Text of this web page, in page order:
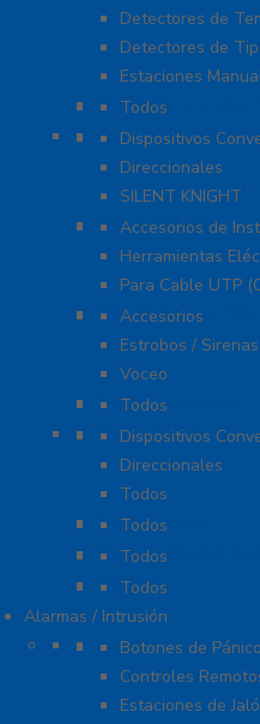
Detectores de
Detectores de
Estaciones
Extinción de
Todos
Fuentes de
Dispositivos
Direccionales
SILENT KNIGHT
Herramientas
Accesorios de
Herramientas
Para Cable UTP
Notificación y
Accesorios
Estrobos /
Voceo
Señalamientos
Todos
Paneles de
Dispositivos
Direccionales
Todos
Probadores
Todos
Protección
Todos
Cables
Todos
Alarmas / Intrusión
Accesorios
Botones de Pánico
Controles
Estaciones de